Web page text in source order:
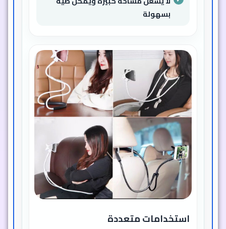
بسهولة
استخدامات متعددة